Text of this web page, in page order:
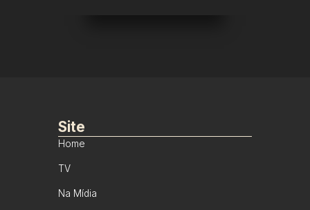
Site
Home
TV
Na Mídia